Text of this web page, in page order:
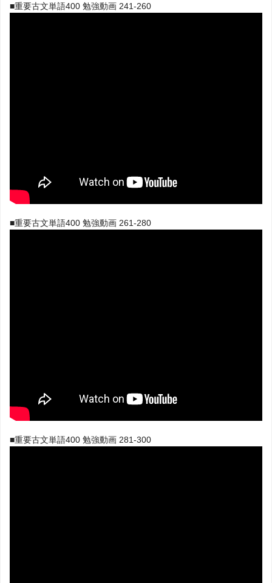
■重要古文単語400 勉強動画 241-260
■重要古文単語400 勉強動画 261-280
■重要古文単語400 勉強動画 281-300